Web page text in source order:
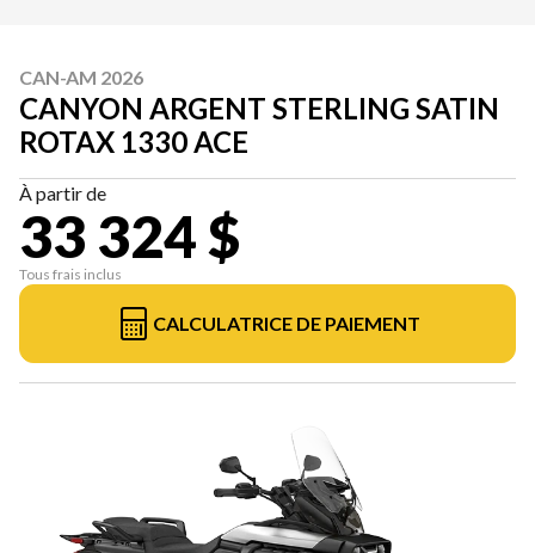
CAN-AM 2026
CANYON ARGENT STERLING SATIN
ROTAX 1330 ACE
À partir de
33 324 $
Tous frais inclus
CALCULATRICE DE PAIEMENT